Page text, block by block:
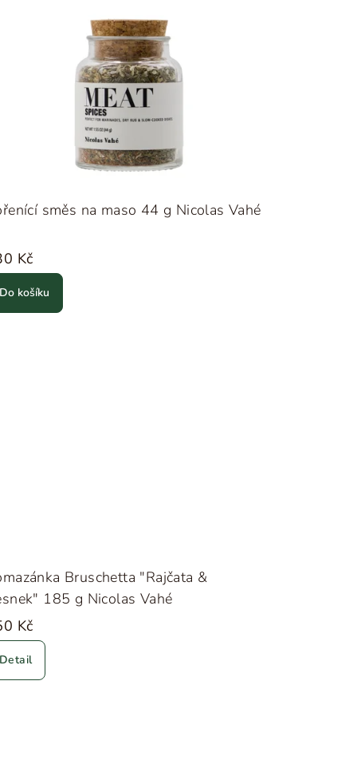
směs na maso 44 g Nicolas Vahé
Kč
Do košíku
Bruschetta "Rajčata &
185 g Nicolas Vahé
Kč
Detail